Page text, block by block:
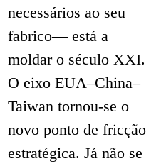
necessários ao seu
fabrico— está a
moldar o século XXI.
O eixo EUA–China–
Taiwan tornou-se o
novo ponto de fricção
estratégica. Já não se